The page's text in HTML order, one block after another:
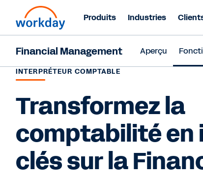
Produits Industries
Financial Management Aperçu
INTERPRÉTEUR COMPTABLE
Transformez la
comptabilité en
clés sur la